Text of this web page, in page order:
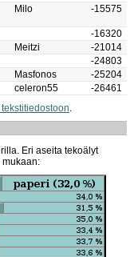
Milo -15575
-16320
Meitzi
-21014
-24803
Masfonos
-25204
celeron55
-26461
.
Eri aseita tekoälyt
mukaan: